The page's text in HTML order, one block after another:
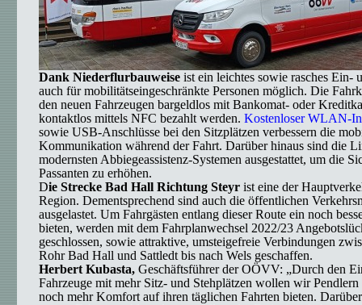
Dank Niederflurbauweise ist ein leichtes sowie rasches Ein-
auch für mobilitätseingeschränkte Personen möglich. Die
den neuen Fahrzeugen bargeldlos mit Bankomat- oder
kontaktlos mittels NFC bezahlt werden. Kostenloser WLAN-
sowie USB-Anschlüsse bei den Sitzplätzen verbessern die
Kommunikation während der Fahrt. Darüber hinaus sind die
modernsten Abbiegeassistenz-Systemen ausgestattet, um die
Passanten zu erhöhen.
Die Strecke Bad Hall Richtung Steyr ist eine der
Region. Dementsprechend sind auch die öffentlichen
ausgelastet. Um Fahrgästen entlang dieser Route ein noch
bieten, werden mit dem Fahrplanwechsel 2022/23
geschlossen, sowie attraktive, umsteigefreie Verbindungen
Rohr Bad Hall und Sattledt bis nach Wels geschaffen.
Herbert Kubasta, Geschäftsführer der OÖVV: „Durch den
Fahrzeuge mit mehr Sitz- und Stehplätzen wollen wir
noch mehr Komfort auf ihren täglichen Fahrten bieten.